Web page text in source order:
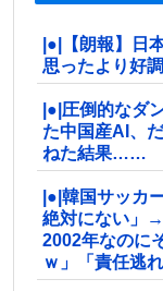
|●|【朗報】日
思ったより好
|●|圧倒的なダ
た中国産AI、
ねた結果……
|●|韓国サッカ
絶対にない」
2002年なのに
ｗ」「責任逃